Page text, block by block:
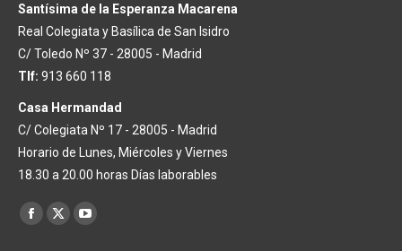
Santísima de la Esperanza Macarena
Real Colegiata y Basílica de San Isidro
C/ Toledo Nº 37 - 28005 - Madrid
Tlf: 913 660 118
Casa Hermandad
C/ Colegiata Nº 17 - 28005 - Madrid
Horario de Lunes, Miércoles y Viernes
18.30 a 20.00 horas Días laborables
Encuéntranos en:
Facebook
X
YouTube